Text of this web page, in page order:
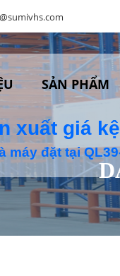
SẢN PHẨM
xuất giá
máy đặt tại